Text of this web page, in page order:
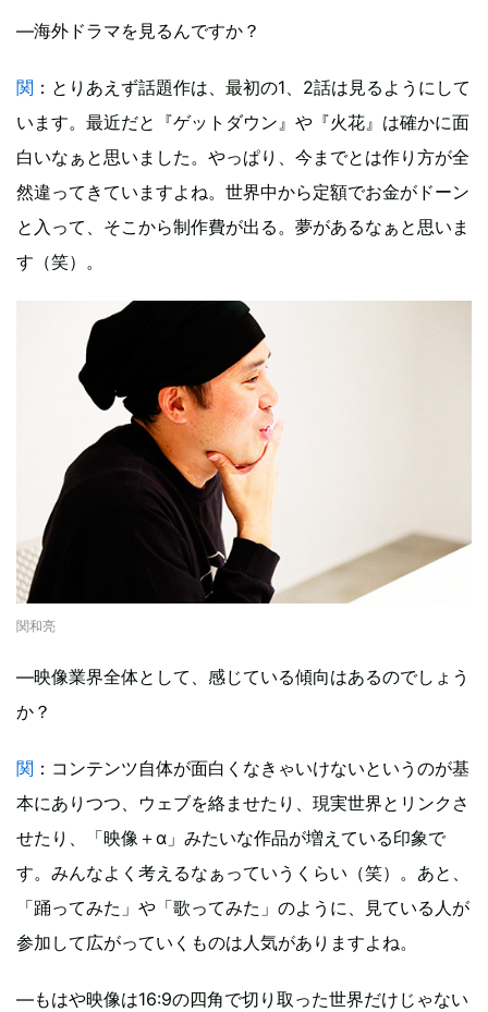
―海外ドラマを見るんですか？
関 ：とりあえず話題作は、最初の1、2話は見るようにして
います。最近だと『ゲットダウン』や『火花』は確かに面
白いなぁと思いました。やっぱり、今までとは作り方が全
然違ってきていますよね。世界中から定額でお金がドーン
と入って、そこから制作費が出る。夢があるなぁと思いま
す（笑）。
関和亮
―映像業界全体として、感じている傾向はあるのでしょう
か？
関 ：コンテンツ自体が面白くなきゃいけないというのが基
本にありつつ、ウェブを絡ませたり、現実世界とリンクさ
せたり、「映像＋α」みたいな作品が増えている印象で
す。みんなよく考えるなぁっていうくらい（笑）。あと、
「踊ってみた」や「歌ってみた」のように、見ている人が
参加して広がっていくものは人気がありますよね。
―もはや映像は16:9の四角で切り取った世界だけじゃない